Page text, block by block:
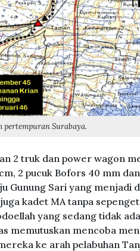
pertempuran Surabaya.
2 truk dan power wagon
2 pucuk Bofors 40 mm
Gunung Sari yang menjadi
kadet MA tanpa
yang sedang tidak
memutuskan mencoba
ke arah pelabuhan